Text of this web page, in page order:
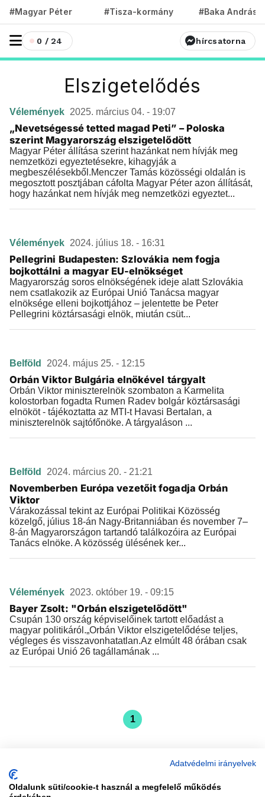
#Magyar Péter #Tisza-kormány #Baka András
0 / 24 hírcsatorna
Elszigetelődés
Vélemények 2025. március 04. - 19:07
„Nevetségessé tetted magad Peti” – Poloska
szerint Magyarország elszigetelődött
Magyar Péter állítása szerint hazánkat nem hívják meg
nemzetközi egyeztetésekre, kihagyják a
megbeszélésekből.Menczer Tamás közösségi oldalán is
megosztott posztjában cáfolta Magyar Péter azon állítását,
hogy hazánkat nem hívják meg nemzetközi egyeztet...
Vélemények 2024. július 18. - 16:31
Pellegrini Budapesten: Szlovákia nem fogja
bojkottálni a magyar EU-elnökséget
Magyarország soros elnökségének ideje alatt Szlovákia
nem csatlakozik az Európai Unió Tanácsa magyar
elnöksége elleni bojkottjához – jelentette be Peter
Pellegrini köztársasági elnök, miután csüt...
Belföld 2024. május 25. - 12:15
Orbán Viktor Bulgária elnökével tárgyalt
Orbán Viktor miniszterelnök szombaton a Karmelita
kolostorban fogadta Rumen Radev bolgár köztársasági
elnököt - tájékoztatta az MTI-t Havasi Bertalan, a
miniszterelnök sajtófőnöke. A tárgyaláson ...
Belföld 2024. március 20. - 21:21
Novemberben Európa vezetőit fogadja Orbán
Viktor
Várakozással tekint az Európai Politikai Közösség
közelgő, július 18-án Nagy-Britanniában és november 7–
8-án Magyarországon tartandó találkozóira az Európai
Tanács elnöke. A közösség ülésének ker...
Vélemények 2023. október 19. - 09:15
Bayer Zsolt: "Orbán elszigetelődött"
Csupán 130 ország képviselőinek tartott előadást a
magyar politikáról.„Orbán Viktor elszigetelődése teljes,
végleges és visszavonhatatlan.Az elmúlt 48 órában csak
az Európai Unió 26 tagállamának ...
1
Adatvédelmi irányelvek
Oldalunk süti/cookie-t használ a megfelelő működés